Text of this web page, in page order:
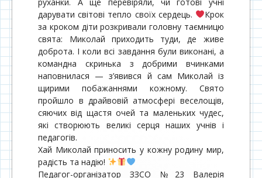
дарувати світові тепло своїх сердець.
Крок
за кроком діти розкривали головну таємницю
свята: Миколай приходить туди, де живе
доброта. І коли всі завдання були виконані, а
командна скринька з добрими вчинками
наповнилася — з’явився й сам Миколай із
щирими побажаннями кожному. Свято
пройшло в драйвовій атмосфері веселощів,
сяючих від щастя очей та маленьких чудес,
які створюють великі серця наших учнів і
педагогів.
Хай Миколай приносить у кожну родину мир,
радість та надію!
Педагог-організатор ЗЗСО №23 Валерія